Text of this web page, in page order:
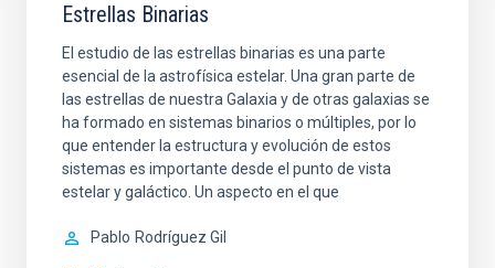
Estrellas Binarias
El estudio de las estrellas binarias es una parte
esencial de la astrofísica estelar. Una gran parte de
las estrellas de nuestra Galaxia y de otras galaxias se
ha formado en sistemas binarios o múltiples, por lo
que entender la estructura y evolución de estos
sistemas es importante desde el punto de vista
estelar y galáctico. Un aspecto en el que
Pablo Rodríguez Gil